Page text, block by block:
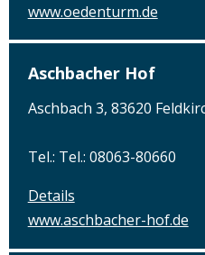
www.oedenturm.de
Aschbacher Hof
Aschbach 3, 83620
Tel.: Tel.: 08063-80660
Details
www.aschbacher-hof.de